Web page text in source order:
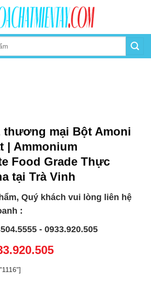
mại Bột Amoni
| Ammonium
Food Grade Thực
tại Trà Vinh
Quý khách vui lòng liên hệ
:
- 0933.920.505